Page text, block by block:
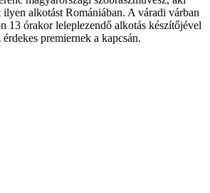
ilyen alkotást Romániában. A váradi várban
13 órakor leleplezendő alkotás készítőjével
premiernek a kapcsán.